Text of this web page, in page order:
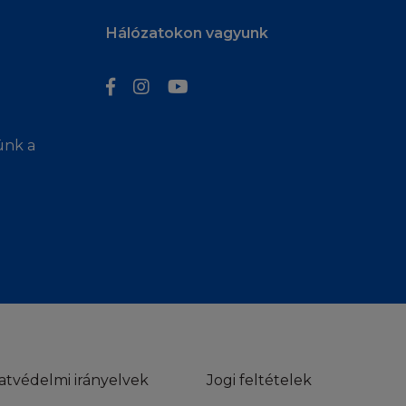
a
Hálózatokon vagyunk
irányelvek Jogi feltételek
- ha a
nem vállal az
vagy átírja,
nyújt
lesz.
eltörlését,
nem tudja
L'Oréal nem
nem vállal
mint vásárló.